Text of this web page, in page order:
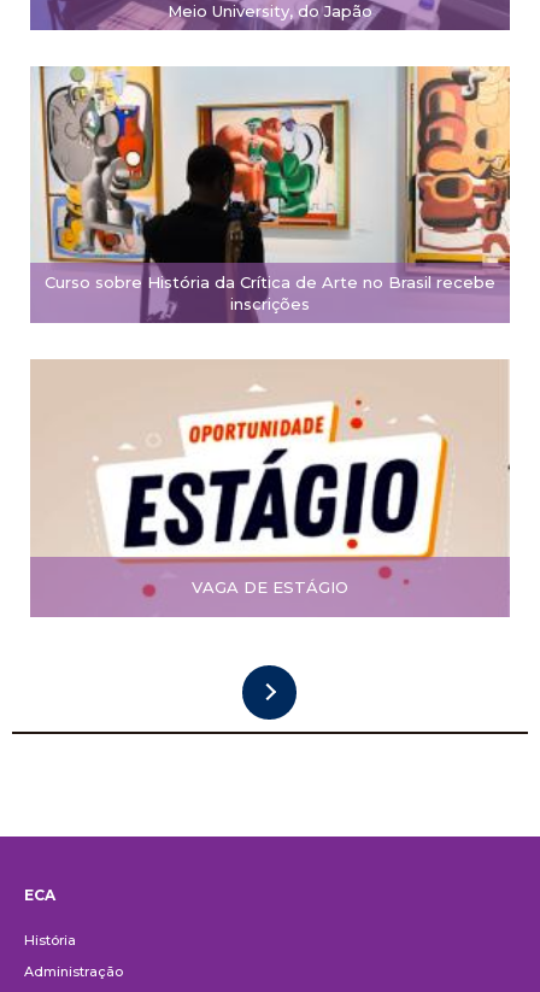
Meio University, do Japão
Curso sobre História da Crítica de Arte no Brasil recebe
inscrições
VAGA DE ESTÁGIO
ECA
História
Administração